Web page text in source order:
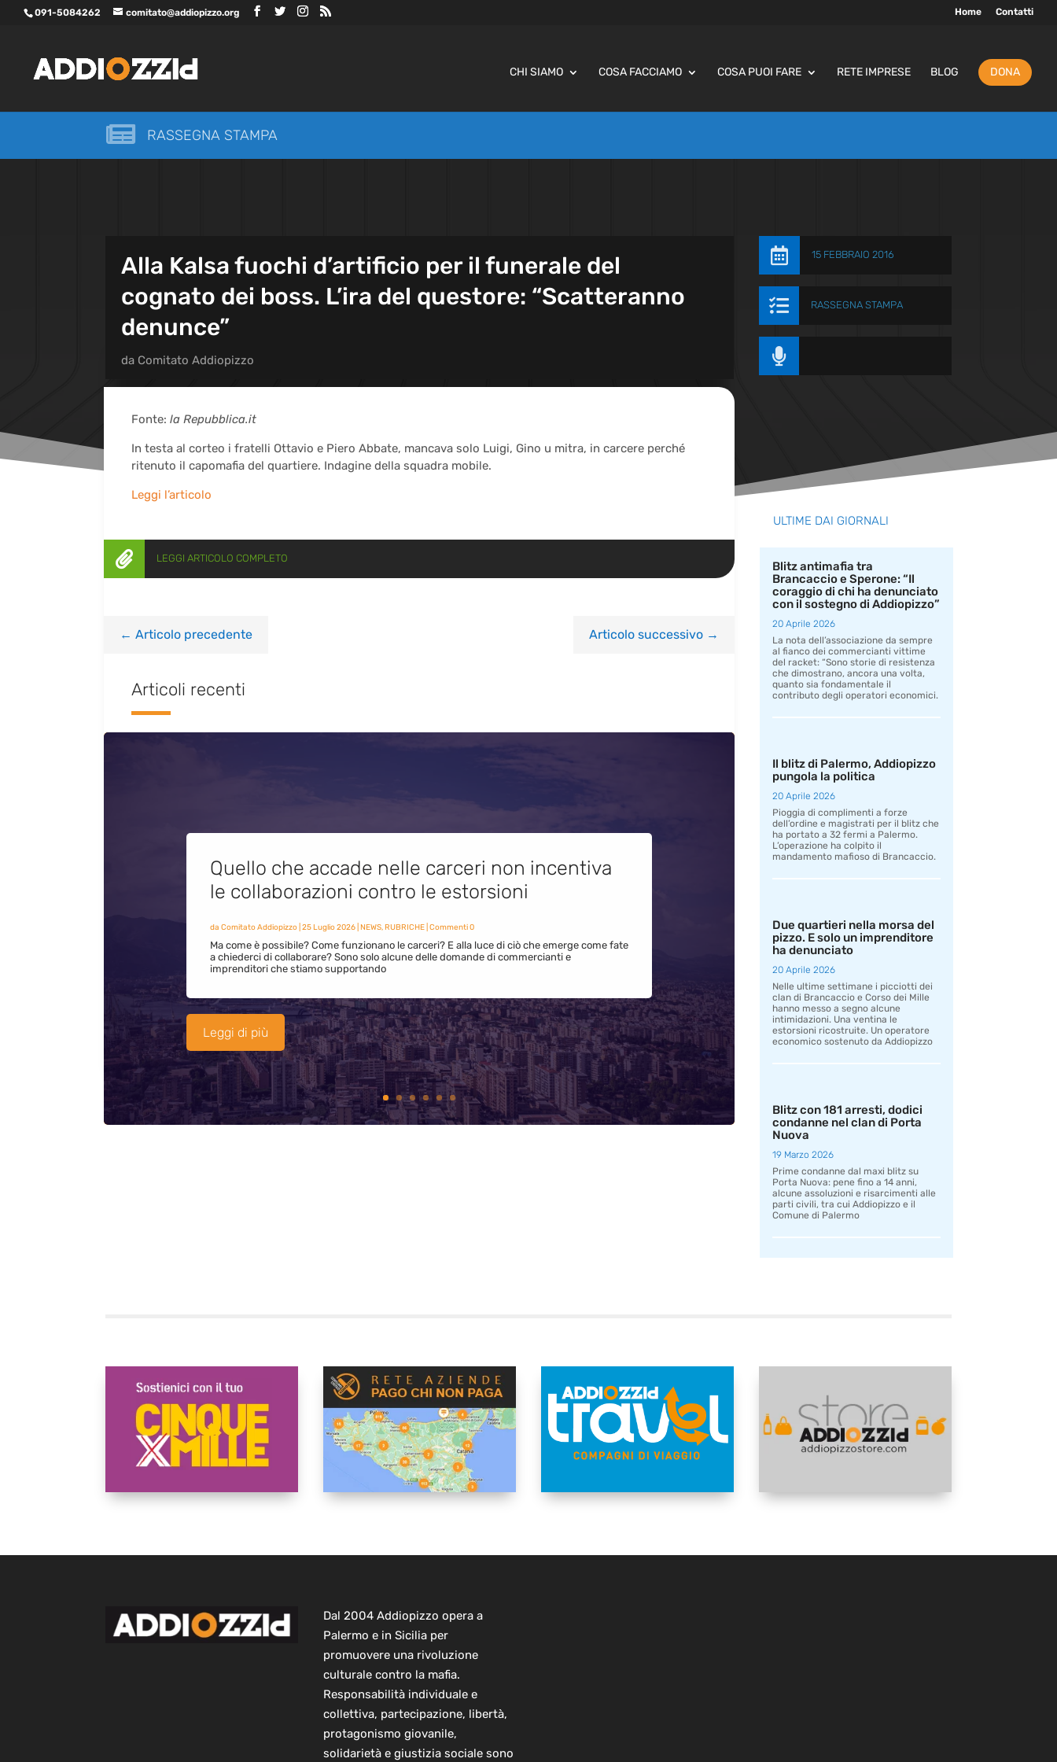
091-5084262 comitato@addiopizzo.org Home Contatti
CHI SIAMO COSA FACCIAMO COSA PUOI FARE RETE IMPRESE BLOG DONA
 RASSEGNA STAMPA
Alla Kalsa fuochi d’artificio per il funerale del
cognato dei boss. L’ira del questore: “Scatteranno
denunce”
da Comitato Addiopizzo
 15 FEBBRAIO 2016
 RASSEGNA STAMPA

Fonte: la Repubblica.it
In testa al corteo i fratelli Ottavio e Piero Abbate, mancava solo Luigi, Gino u mitra, in carcere perché
ritenuto il capomafia del quartiere. Indagine della squadra mobile.
Leggi l’articolo
 LEGGI ARTICOLO COMPLETO
← Articolo precedente Articolo successivo→
Articoli recenti
Quello che accade nelle carceri non incentiva
le collaborazioni contro le estorsioni
da Comitato Addiopizzo| 25 Luglio 2026| NEWS,RUBRICHE| Commenti 0
Ma come è possibile? Come funzionano le carceri? E alla luce di ciò che emerge come fate
a chiederci di collaborare? Sono solo alcune delle domande di commercianti e
imprenditori che stiamo supportando
Leggi di più
ULTIME DAI GIORNALI
Blitz antimafia tra
Brancaccio e Sperone: “Il
coraggio di chi ha denunciato
con il sostegno di Addiopizzo”
20 Aprile 2026
La nota dell’associazione da sempre
al fianco dei commercianti vittime
del racket: “Sono storie di resistenza
che dimostrano, ancora una volta,
quanto sia fondamentale il
contributo degli operatori economici.
Il blitz di Palermo, Addiopizzo
pungola la politica
20 Aprile 2026
Pioggia di complimenti a forze
dell’ordine e magistrati per il blitz che
ha portato a 32 fermi a Palermo.
L’operazione ha colpito il
mandamento mafioso di Brancaccio.
Due quartieri nella morsa del
pizzo. E solo un imprenditore
ha denunciato
20 Aprile 2026
Nelle ultime settimane i picciotti dei
clan di Brancaccio e Corso dei Mille
hanno messo a segno alcune
intimidazioni. Una ventina le
estorsioni ricostruite. Un operatore
economico sostenuto da Addiopizzo
Blitz con 181 arresti, dodici
condanne nel clan di Porta
Nuova
19 Marzo 2026
Prime condanne dal maxi blitz su
Porta Nuova: pene fino a 14 anni,
alcune assoluzioni e risarcimenti alle
parti civili, tra cui Addiopizzo e il
Comune di Palermo
Dal 2004 Addiopizzo opera a
Palermo e in Sicilia per
promuovere una rivoluzione
culturale contro la mafia.
Responsabilità individuale e
collettiva, partecipazione, libertà,
protagonismo giovanile,
solidarietà e giustizia sociale sono